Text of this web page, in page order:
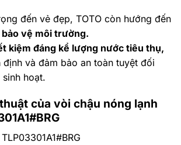
đến vẻ đẹp, TOTO còn hướng đến
vệ môi trường.
kiệm đáng kể lượng nước tiêu thụ,
và đảm bảo an toàn tuyệt đối
hoạt.
của vòi chậu nóng lạnh
TLP03301A1#BRG